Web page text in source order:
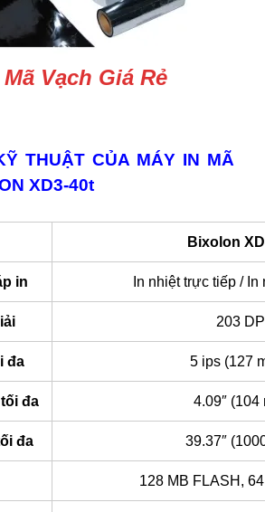
Vạch Giá Rẻ
THUẬT CỦA MÁY IN MÃ
XD3-40t
Bixolon
in In nhiệt trực tiếp /
203
đa 5 ips (127
đa 4.09″ (104
đa 39.37″
128 MB FLASH, 64